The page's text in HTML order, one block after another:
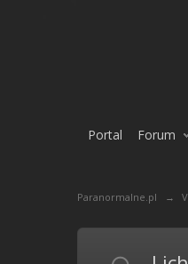
Portal Forum
Paranormalne.pl →